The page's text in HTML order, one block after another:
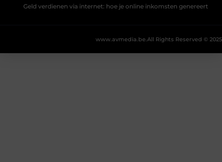
Geld verdienen via internet: hoe je online inkomsten genereert
All Rights Reserved © 2025
www.avmedia.be.